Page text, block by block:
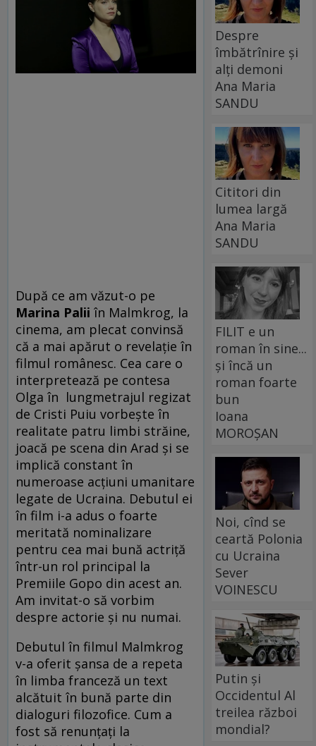
După ce am văzut-o pe
Marina Palii în Malmkrog, la
cinema, am plecat convinsă
că a mai apărut o revelație în
filmul românesc. Cea care o
interpretează pe contesa
Olga în lungmetrajul regizat
de Cristi Puiu vorbește în
realitate patru limbi străine,
joacă pe scena din Arad și se
implică constant în
numeroase acțiuni umanitare
legate de Ucraina. Debutul ei
în film i-a adus o foarte
meritată nominalizare
pentru cea mai bună actriță
într-un rol principal la
Premiile Gopo din acest an.
Am invitat-o să vorbim
despre actorie și nu numai.
Debutul în filmul Malmkrog
v-a oferit șansa de a repeta
în limba franceză un text
alcătuit în bună parte din
dialoguri filozofice. Cum a
fost să renunțați la
Despre
îmbătrînire și
alți demoni
Ana Maria
SANDU
Cititori din
lumea largă
Ana Maria
SANDU
FILIT e un
roman în sine...
și încă un
roman foarte
bun
Ioana
MOROȘAN
Noi, cînd se
ceartă Polonia
cu Ucraina
Sever
VOINESCU
Putin și
Occidentul Al
treilea război
mondial?